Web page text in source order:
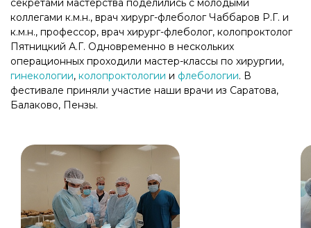
секретами мастерства поделились с молодыми
коллегами к.м.н., врач хирург-флеболог Чаббаров Р.Г. и
к.м.н., профессор, врач хирург-флеболог, колопроктолог
Пятницкий А.Г. Одновременно в нескольких
операционных проходили мастер-классы по хирургии,
гинекологии, колопроктологии и флебологии. В
фестивале приняли участие наши врачи из Саратова,
Балаково, Пензы.